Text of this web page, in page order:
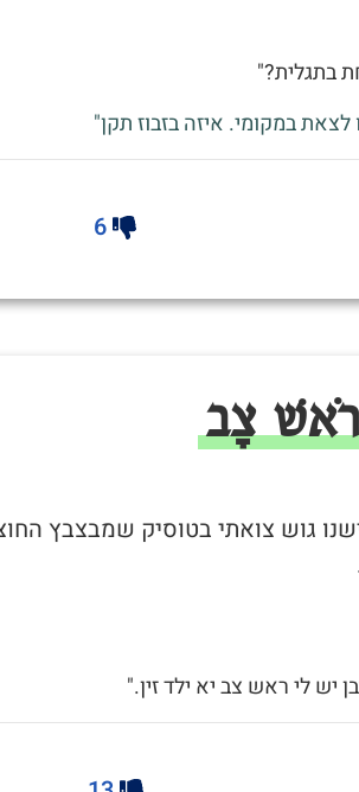
בתגלית?"
במקומי. איזה בזבוז תקן"
6
צָב
גוש צואתי בטוסיק שמבצבץ
יש לי ראש צב יא ילד זין."